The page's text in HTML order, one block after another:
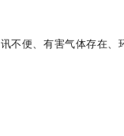
不便、有害气体存在、